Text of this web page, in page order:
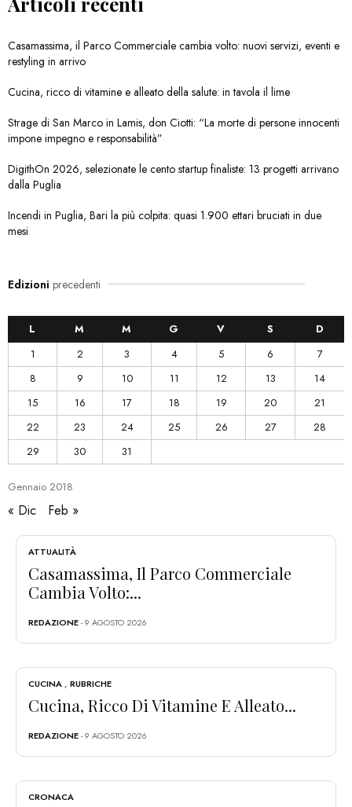
Casamassima, il Parco Commerciale cambia volto: nuovi servizi, eventi e
restyling in arrivo
Cucina, ricco di vitamine e alleato della salute: in tavola il lime
Strage di San Marco in Lamis, don Ciotti: “La morte di persone innocenti
impone impegno e responsabilità”
DigithOn 2026, selezionate le cento startup finaliste: 13 progetti arrivano
dalla Puglia
Incendi in Puglia, Bari la più colpita: quasi 1.900 ettari bruciati in due
mesi
Edizioni precedenti
Gennaio 2018
L M M G V S
D
1
2 3 4 5 6
7
8
9 10 11 12 13
14
15
16 17 18 19 20
21
22
23 24 25 26 27
28
29
30 31
« Dic Feb »
ATTUALITÀ
Casamassima, Il Parco Commerciale
Cambia Volto:...
REDAZIONE- 9 AGOSTO 2026
CUCINA , RUBRICHE
Cucina, Ricco Di Vitamine E Alleato...
REDAZIONE- 9 AGOSTO 2026
CRONACA